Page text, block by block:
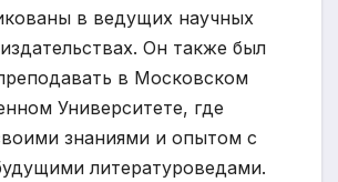
в ведущих научных
Он также был
в Московском
Университете, где
знаниями и опытом с
литературоведами.